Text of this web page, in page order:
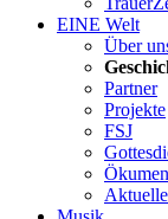
EINE Welt
Über
Partner
Projekte
FSJ